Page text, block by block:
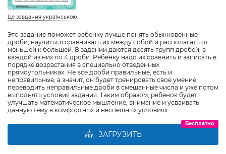
Це завдання українською
Это задание поможет ребенку лучше понять обыкновенные
дроби, научиться сравнивать их между собой и располагать от
меньшей к большей. В задании даются десять групп дробей, в
каждой из них по 4 дроби. Ребенку надо их сравнить и записать в
порядке возрастания в специально отведенных
прямоугольниках. Не все дроби правильные, есть и
неправильные, а значит, он будет тренировать свое умение
переводить неправильные дроби в смешанные числа и уже потом
выполнять условия задания. Таким образом, ребенок будет
улучшать математическое мышление, внимание и усваивать
данную тему в комфортных и неспешных условиях.
ЗАГРУЗИТЬ
Бесплатно